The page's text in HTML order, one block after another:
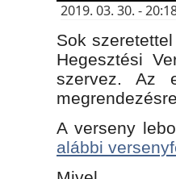
2019. 03. 30. -
Sok
Hegesztési
szervez. Az
A verseny
alábbi